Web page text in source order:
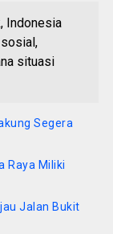
Indonesia
situasi
Segera
Raya Miliki
Jalan Bukit